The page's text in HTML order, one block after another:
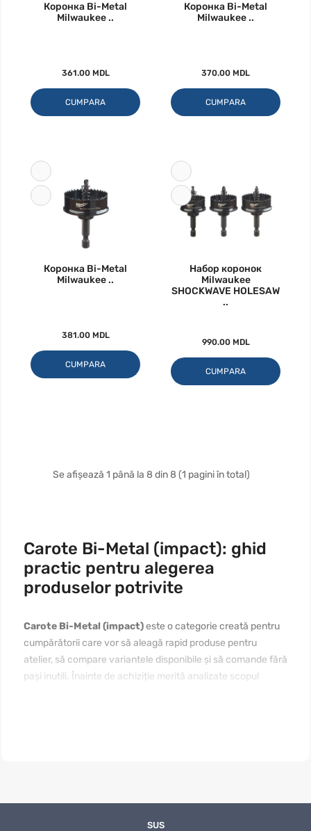
Коронка Bi-Metal
Milwaukee ..
361.00 MDL
CUMPARA
Коронка Bi-Metal
Milwaukee ..
370.00 MDL
CUMPARA
Коронка Bi-Metal
Milwaukee ..
381.00 MDL
CUMPARA
Набор коронок
Milwaukee
SHOCKWAVE HOLESAW
..
990.00 MDL
CUMPARA
Se afișează 1 până la 8 din 8 (1 pagini în total)
Carote Bi-Metal (impact): ghid
practic pentru alegerea
produselor potrivite
Carote Bi-Metal (impact)este o categorie creată pentru
cumpărătorii care vor să aleagă rapid produse pentru
atelier, să compare variantele disponibile și să comande fără
pași inutili. Înainte de achiziție merită analizate scopul
Cui se potrivește categoria „Carote Bi-
SUS